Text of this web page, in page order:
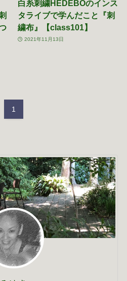
白糸刺繍HEDEBOのインス
タライブで学んだこと『刺
繍布』【class101】
2021年11月13日
1